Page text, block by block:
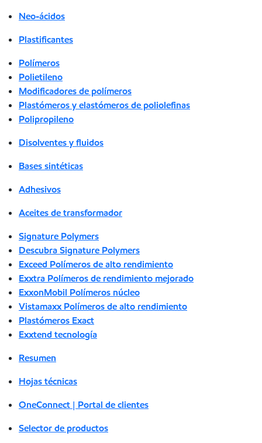
Neo-ácidos
Plastificantes
Polímeros
Polietileno
Modificadores de polímeros
Plastómeros y elastómeros de poliolefinas
Polipropileno
Disolventes y fluidos
Bases sintéticas
Adhesivos
Aceites de transformador
Signature Polymers
Descubra Signature Polymers
Exceed Polímeros de alto rendimiento
Exxtra Polímeros de rendimiento mejorado
ExxonMobil Polímeros núcleo
Vistamaxx Polímeros de alto rendimiento
Plastómeros Exact
Exxtend tecnología
Resumen
Hojas técnicas
OneConnect | Portal de clientes
Selector de productos